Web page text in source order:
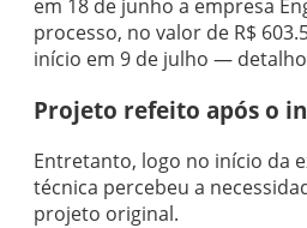
em 18 de junho a empresa
processo, no valor de R$
início em 9 de julho —
Projeto refeito após o
Entretanto, logo no início da
técnica percebeu a
projeto original.